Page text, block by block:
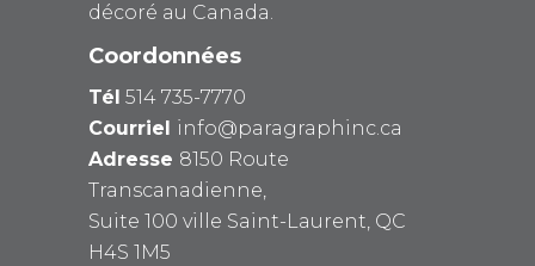
décoré au Canada.
Coordonnées
Tél 514 735-7770
Courriel
info@paragraphinc.ca
Adresse 8150 Route
Transcanadienne,
Suite 100 ville Saint-Laurent, QC
H4S 1M5